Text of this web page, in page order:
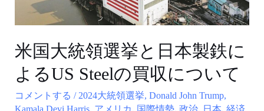
米国大統領選挙と日本製鉄に
よるUS Steelの買収について
コメントする / 2024大統領選挙, Donald John Trump,
Kamala Devi Harris, アメリカ, 国際情勢, 政治, 日本, 経済
日
本
製
鉄
に
よ